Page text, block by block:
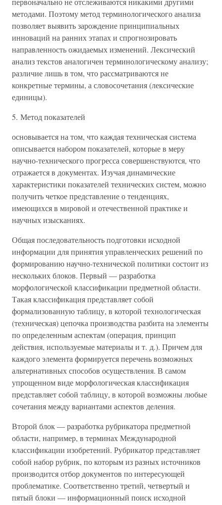
методами. Поэтому метод терминологического анализа
позволяет выявить зарождение принципиальных
инноваций на ранних этапах и спрогнозировать
направленность ожидаемых изменений. Лексический
анализ текстов аналогичен терминологическому анализу;
различие лишь в том, что рассматриваются не
конкретные термины, а словосочетания (лексические
единицы).
5. Метод показателей
основывается на том, что каждая техническая система
описывается набором показателей, которые в меру
научно-технического прогресса совершенствуются, что
отражается в документах. Изучая динамические
характеристики показателей технических систем, можно
получить четкое представление о тенденциях,
имеющихся в мировой и отечественной практике и
научных изысканиях.
Общая последовательность подготовки исходной
информации для принятия управленческих решений по
формированию научно-технической политики состоит из
нескольких блоков. Первый — разработка
морфологической классификации предметной области.
Такая классификация представляет собой
формализованную таблицу, в которой технологическая
(техническая) цепочка производства разбита на элементы
по определенным аспектам (операция, принцип
действия, используемые материалы и т. д.). Причем для
каждого элемента формируется перечень возможных
альтернативных способов осуществления. В самом
упрощенном виде морфологическая классификация
представляет собой таблицу, в которой возможны любые
сочетания между вариантами аспектов деления.
Второй блок — разработка рубрикатора предметной
области, например, в терминах Международной
классификации изобретений. Рубрикатор представляет
собой набор рубрик, по которым из разных источников
производится отбор документов по интересующей
проблематике. Соответственно третий, четвертый и
пятый блоки — информационный поиск исходной